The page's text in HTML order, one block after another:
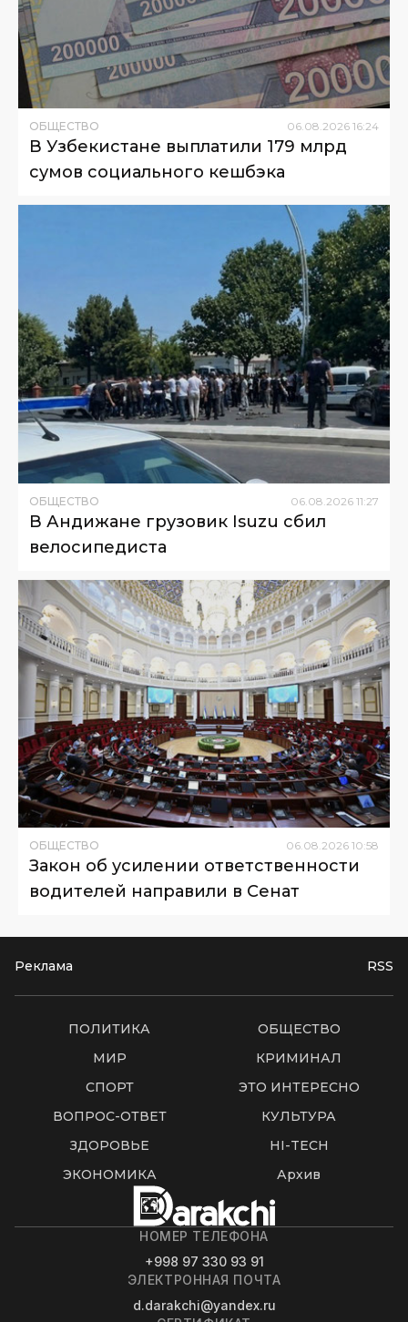
ОБЩЕСТВО 06 08 2026 16:24
В Узбекистане выплатили 179 млрд
сумов социального кешбэка
ОБЩЕСТВО 06 08 2026 11:27
В Андижане грузовик Isuzu сбил
велосипедиста
ОБЩЕСТВО 06 08 2026 10:58
Закон об усилении ответственности
водителей направили в Сенат
Реклама RSS
ПОЛИТИКА
ОБЩЕСТВО
МИР
КРИМИНАЛ
СПОРТ
ЭТО ИНТЕРЕСНО
ВОПРОС-ОТВЕТ
КУЛЬТУРА
ЗДОРОВЬЕ
HI-TECH
ЭКОНОМИКА
Архив
НОМЕР ТЕЛЕФОНА
+998 97 330 93 91
ЭЛЕКТРОННАЯ ПОЧТА
d.darakchi@yandex.ru